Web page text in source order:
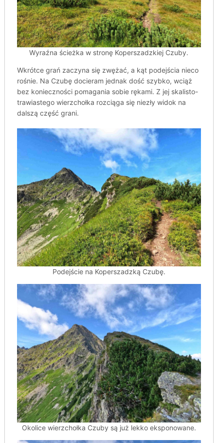
Wyraźna ścieżka w stronę Koperszadzkiej Czuby.
Wkrótce grań zaczyna się zwężać, a kąt podejścia nieco
rośnie. Na Czubę docieram jednak dość szybko, wciąż
bez konieczności pomagania sobie rękami. Z jej skalisto-
trawiastego wierzchołka rozciąga się niezły widok na
dalszą część grani.
Podejście na Koperszadzką Czubę.
Okolice wierzchołka Czuby są już lekko eksponowane.